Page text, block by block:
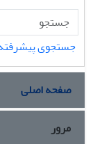
جستجوی
صفحه اصلی
مرور